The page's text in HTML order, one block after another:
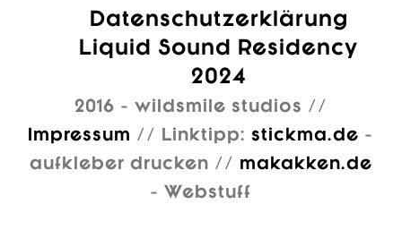
Datenschutzerklärung
Liquid Sound Residency
2024
2016 - wildsmile studios //
Impressum // Linktipp:stickma.de -
aufkleber drucken // makakken.de
- Webstuff